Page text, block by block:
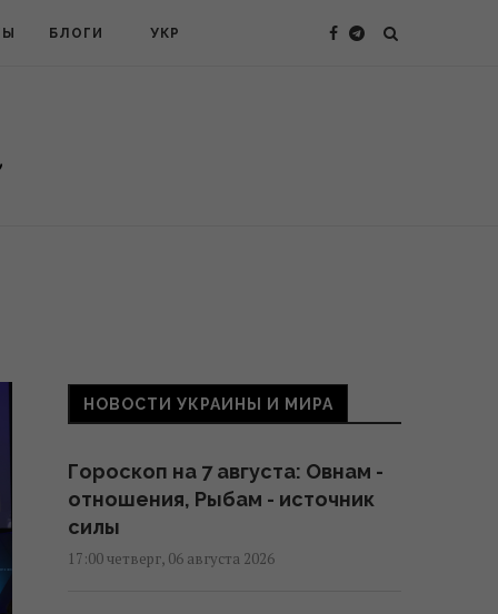
БЛОГИ УКР
НОВОСТИ УКРАИНЫ И МИРА
Гороскоп на 7 августа: Овнам -
отношения, Рыбам - источник
силы
17:00 четверг, 06 августа 2026